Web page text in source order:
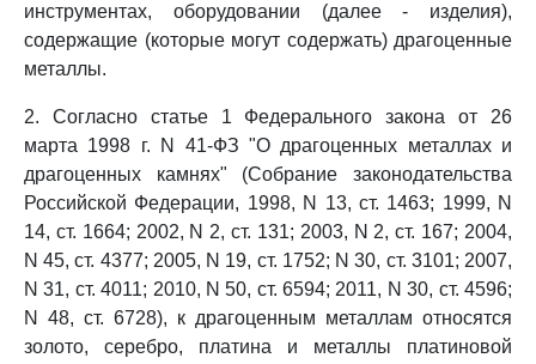
инструментах, оборудовании (далее - изделия),
содержащие (которые могут содержать) драгоценные
металлы.
2. Согласно статье 1 Федерального закона от 26
марта 1998 г. N 41-ФЗ "О драгоценных металлах и
драгоценных камнях" (Собрание законодательства
Российской Федерации, 1998, N 13, ст. 1463; 1999, N
14, ст. 1664; 2002, N 2, ст. 131; 2003, N 2, ст. 167; 2004,
N 45, ст. 4377; 2005, N 19, ст. 1752; N 30, ст. 3101; 2007,
N 31, ст. 4011; 2010, N 50, ст. 6594; 2011, N 30, ст. 4596;
N 48, ст. 6728), к драгоценным металлам относятся
золото, серебро, платина и металлы платиновой